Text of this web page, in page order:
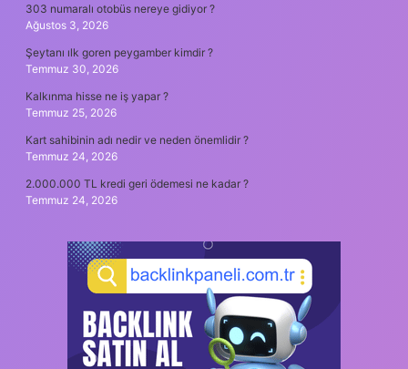
303 numaralı otobüs nereye gidiyor ?
Ağustos 3, 2026
Şeytanı ılk goren peygamber kimdir ?
Temmuz 30, 2026
Kalkınma hisse ne iş yapar ?
Temmuz 25, 2026
Kart sahibinin adı nedir ve neden önemlidir ?
Temmuz 24, 2026
2.000.000 TL kredi geri ödemesi ne kadar ?
Temmuz 24, 2026